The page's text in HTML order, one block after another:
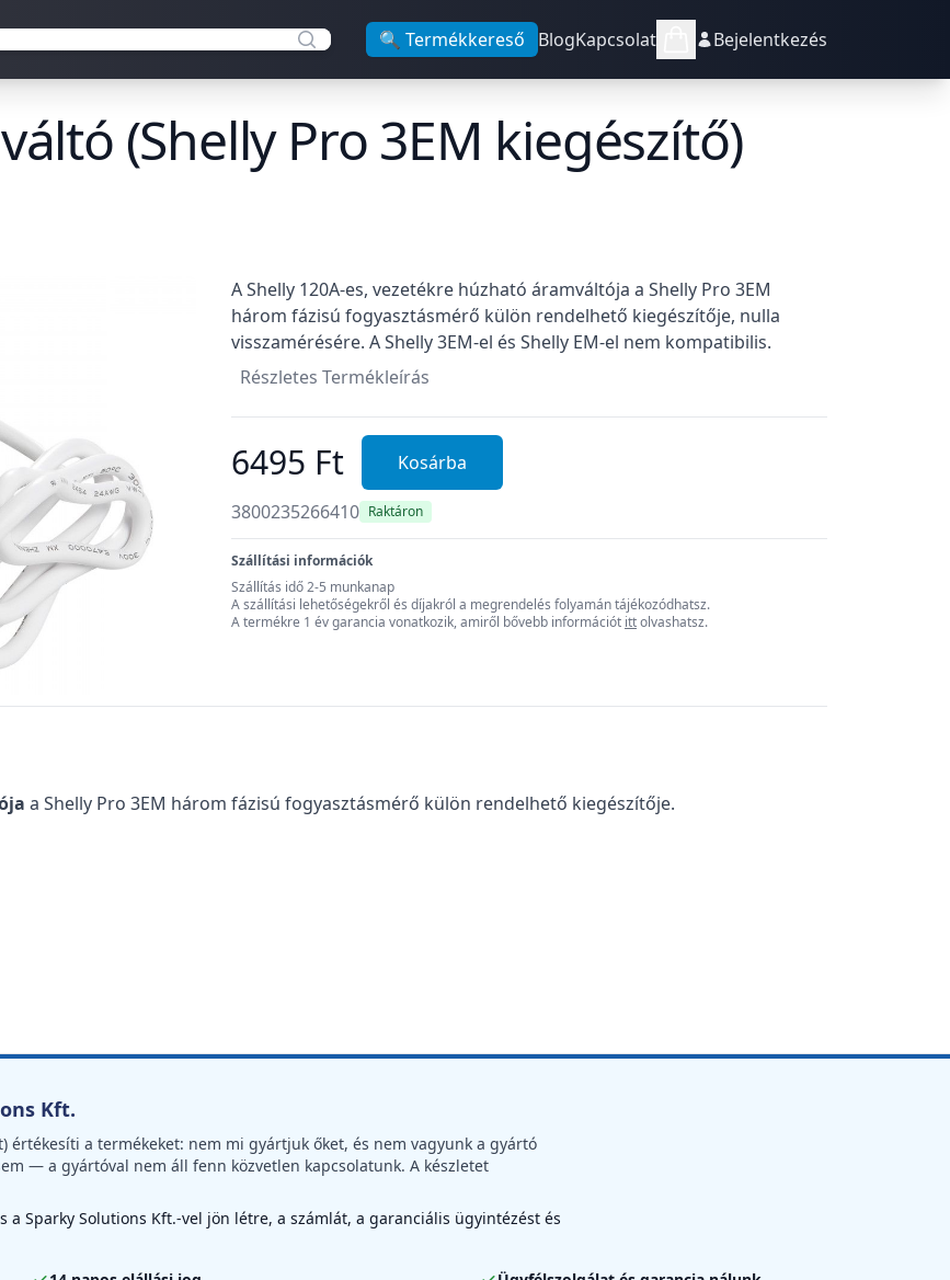
🔍 Termékkereső BlogKapcsolat Bejelentkezés
(Shelly Pro 3EM kiegészítő)
Termékleírás
A Shelly 120A-es, vezetékre húzható áramváltója a Shelly Pro 3EM
három fázisú fogyasztásmérő külön rendelhető kiegészítője, nulla
visszamérésére. A Shelly 3EM-el és Shelly EM-el nem kompatibilis.
Részletes Termékleírás
6495 Ft Kosárba
3800235266410 Raktáron
Szállítási információk
Szállítás idő 2-5 munkanap
A szállítási lehetőségekről és díjakról a megrendelés folyamán tájékozódhatsz.
A termékre 1 év garancia vonatkozik, amiről bővebb információt ittolvashatsz.
a Shelly Pro 3EM három fázisú fogyasztásmérő külön rendelhető kiegészítője.
Kft.
értékesíti a termékeket: nem mi gyártjuk őket, és nem vagyunk a gyártó
— a gyártóval nem áll fenn közvetlen kapcsolatunk. A készletet
Sparky Solutions Kft.-vel jön létre, a számlát, a garanciális ügyintézést és